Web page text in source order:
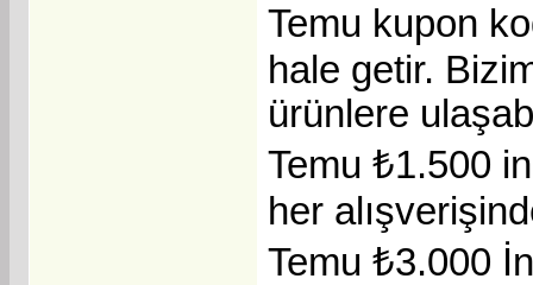
Temu kupon
hale getir.
ürünlere
Temu ₺1.500
her
Temu ₺3.000